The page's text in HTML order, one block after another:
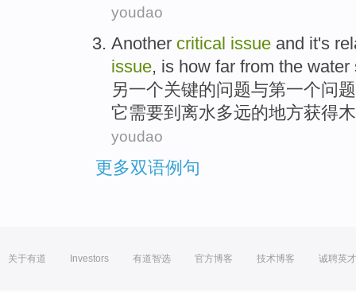
youdao
Another critical issue and it's
issue, is how far from the water
另一个关键的问题与第一个问
它需要到 离水多远的地方获得
youdao
更多双语例句
关于有道 Investors 有道智选 官方博客 技术博客 诚聘英才